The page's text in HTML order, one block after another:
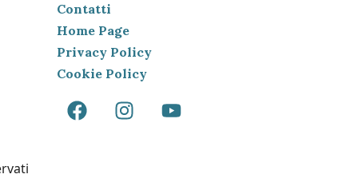
Contatti
Home Page
Privacy Policy
Cookie Policy